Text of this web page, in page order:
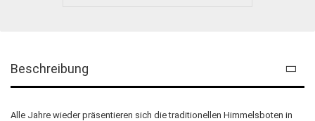
Beschreibung
Alle Jahre wieder präsentieren sich die traditionellen Himmelsboten in